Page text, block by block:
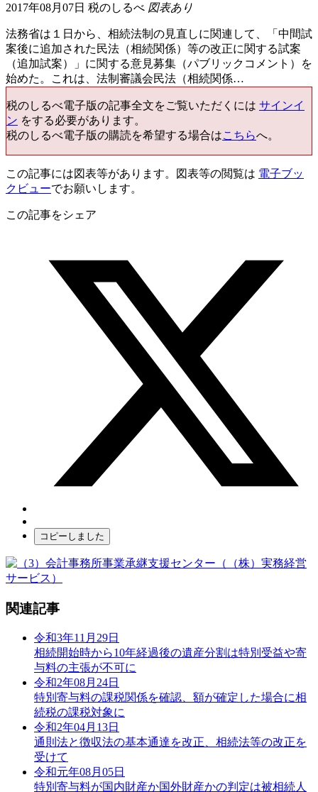
2017年08月07日 税のしるべ 図表あり
法務省は１日から、相続法制の見直しに関連して、「中間試
案後に追加された民法（相続関係）等の改正に関する試案
（追加試案）」に関する意見募集（パブリックコメント）を
始めた。これは、法制審議会民法（相続関係…
税のしるべ電子版の記事全文をご覧いただくには サインイ
ン をする必要があります。
税のしるべ電子版の購読を希望する場合はこちらへ。
この記事には図表等があります。図表等の閲覧は 電子ブッ
クビューでお願いします。
この記事をシェア
コピーしました
関連記事
令和3年11月29日
相続開始時から10年経過後の遺産分割は特別受益や寄
与料の主張が不可に
令和2年08月24日
特別寄与料の課税関係を確認、額が確定した場合に相
続税の課税対象に
令和2年04月13日
通則法と徴収法の基本通達を改正、相続法等の改正を
受けて
令和元年08月05日
特別寄与料が国内財産か国外財産かの判定は被相続人